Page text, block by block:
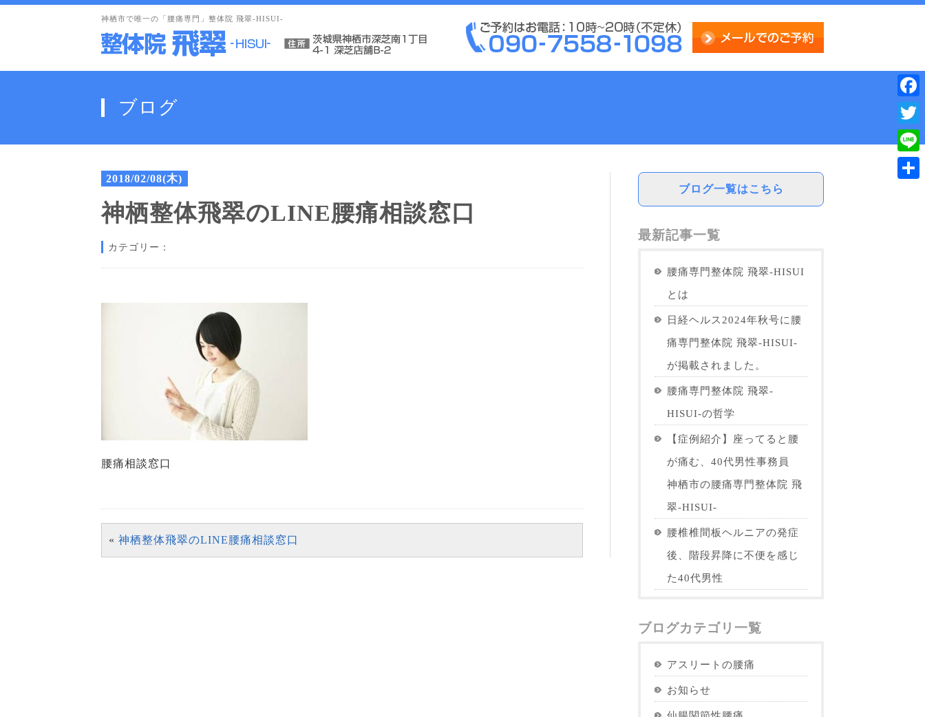
神栖市で唯一の「腰痛専門」整体院 飛翠-HISUI-
ブログ
2018/02/08(木)
神栖整体飛翠のLINE腰痛相談窓口
カテゴリー：
腰痛相談窓口
« 神栖整体飛翠のLINE腰痛相談窓口
ブログ一覧はこちら
最新記事一覧
腰痛専門整体院 飛翠-HISUI
とは
日経ヘルス2024年秋号に腰
痛専門整体院 飛翠-HISUI-
が掲載されました。
腰痛専門整体院 飛翠-
HISUI-の哲学
【症例紹介】座ってると腰
が痛む、40代男性事務員
神栖市の腰痛専門整体院 飛
翠-HISUI-
腰椎椎間板ヘルニアの発症
後、階段昇降に不便を感じ
た40代男性
ブログカテゴリ一覧
アスリートの腰痛
お知らせ
Line